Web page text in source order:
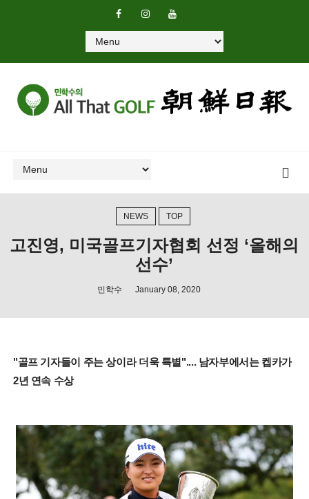
NEWS TOP
고진영, 미국골프기자협회 선정 ‘올해의
선수’
민학수 January 08, 2020
"골프 기자들이 주는 상이라 더욱 특별".... 남자부에서는 켑카가
2년 연속 수상